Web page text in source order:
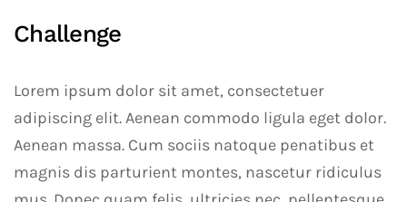
Challenge
Lorem ipsum dolor sit amet, consectetuer
adipiscing elit. Aenean commodo ligula eget dolor.
Aenean massa. Cum sociis natoque penatibus et
magnis dis parturient montes, nascetur ridiculus